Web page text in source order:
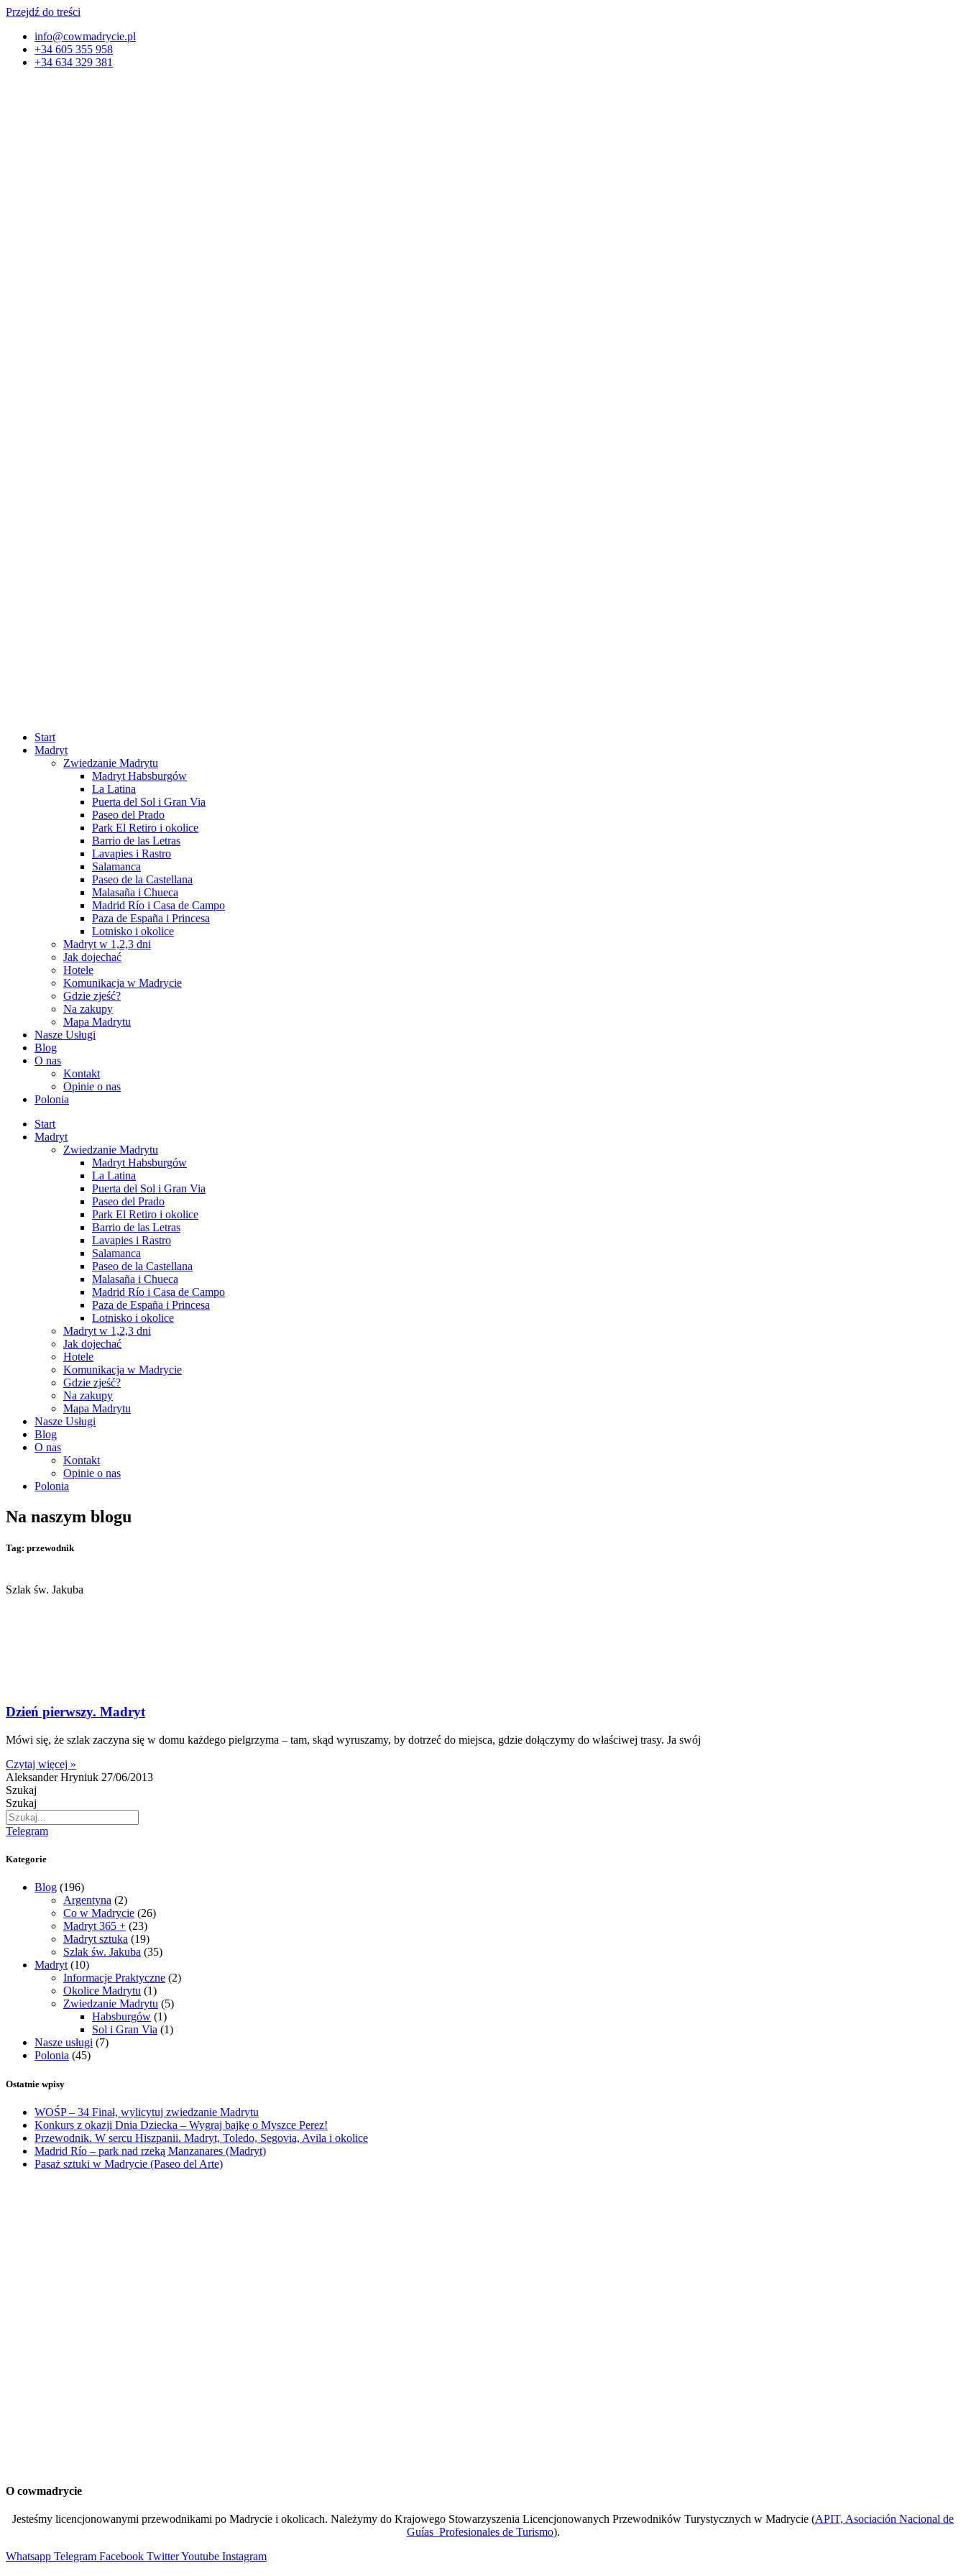
Przejdź do treści
info@cowmadrycie.pl
+34 605 355 958
+34 634 329 381​
Start
Madryt
Zwiedzanie Madrytu
Madryt Habsburgów
La Latina
Puerta del Sol i Gran Via
Paseo del Prado
Park El Retiro i okolice
Barrio de las Letras
Lavapies i Rastro
Salamanca
Paseo de la Castellana
Malasaña i Chueca
Madrid Río i Casa de Campo
Paza de España i Princesa
Lotnisko i okolice
Madryt w 1,2,3 dni
Jak dojechać
Hotele
Komunikacja w Madrycie
Gdzie zjeść?
Na zakupy
Mapa Madrytu
Nasze Usługi
Blog
O nas
Kontakt
Opinie o nas
Polonia
Start
Madryt
Zwiedzanie Madrytu
Madryt Habsburgów
La Latina
Puerta del Sol i Gran Via
Paseo del Prado
Park El Retiro i okolice
Barrio de las Letras
Lavapies i Rastro
Salamanca
Paseo de la Castellana
Malasaña i Chueca
Madrid Río i Casa de Campo
Paza de España i Princesa
Lotnisko i okolice
Madryt w 1,2,3 dni
Jak dojechać
Hotele
Komunikacja w Madrycie
Gdzie zjeść?
Na zakupy
Mapa Madrytu
Nasze Usługi
Blog
O nas
Kontakt
Opinie o nas
Polonia
Na naszym blogu
Tag: przewodnik
Szlak św. Jakuba
Dzień pierwszy. Madryt
Mówi się, że szlak zaczyna się w domu każdego pielgrzyma – tam, skąd wyruszamy, by dotrzeć do miejsca, gdzie dołączymy do właściwej trasy. Ja swój
Czytaj więcej »
Aleksander Hryniuk 27/06/2013
Szukaj
Szukaj
Telegram
Kategorie
Blog (196)
Argentyna (2)
Co w Madrycie (26)
Madryt 365 + (23)
Madryt sztuka (19)
Szlak św. Jakuba (35)
Madryt (10)
Informacje Praktyczne (2)
Okolice Madrytu (1)
Zwiedzanie Madrytu (5)
Habsburgów (1)
Sol i Gran Via (1)
Nasze usługi (7)
Polonia (45)
Ostatnie wpisy
WOŚP – 34 Finał, wylicytuj zwiedzanie Madrytu
Konkurs z okazji Dnia Dziecka – Wygraj bajkę o Myszce Perez!
Przewodnik. W sercu Hiszpanii. Madryt, Toledo, Segovia, Avila i okolice
Madrid Río – park nad rzeką Manzanares (Madryt)
Pasaż sztuki w Madrycie (Paseo del Arte)
O cowmadrycie
Jesteśmy licencjonowanymi przewodnikami po Madrycie i okolicach. Należymy do Krajowego Stowarzyszenia Licencjonowanych Przewodników Turystycznych w Madrycie (APIT, Asociación Nacional de
Guías Profesionales de Turismo).
Whatsapp Telegram Facebook TwitterYoutube Instagram